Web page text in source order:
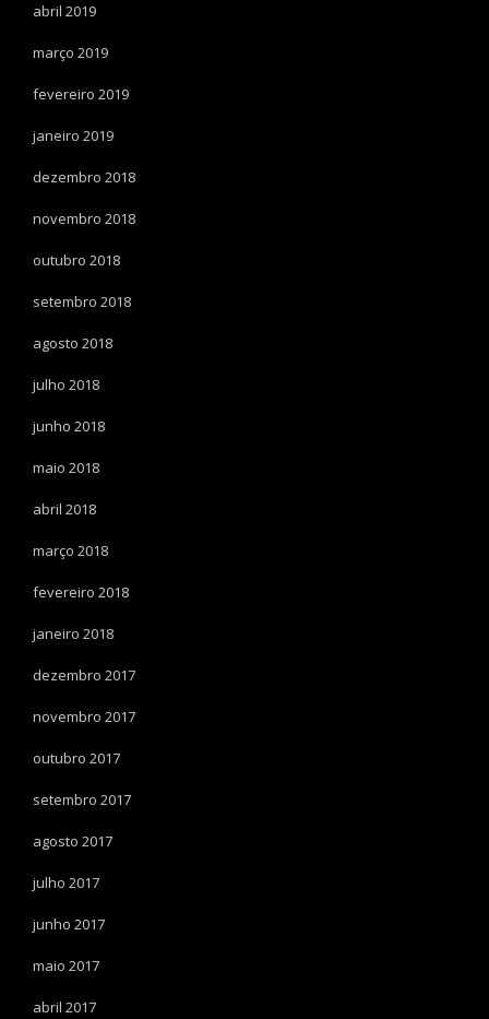
abril 2019
março 2019
fevereiro 2019
janeiro 2019
dezembro 2018
novembro 2018
outubro 2018
setembro 2018
agosto 2018
julho 2018
junho 2018
maio 2018
abril 2018
março 2018
fevereiro 2018
janeiro 2018
dezembro 2017
novembro 2017
outubro 2017
setembro 2017
agosto 2017
julho 2017
junho 2017
maio 2017
abril 2017